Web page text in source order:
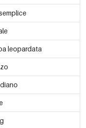
leopardata